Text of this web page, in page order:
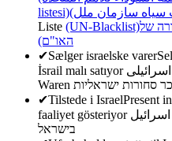
listesi)سازمان ملل)
Liste (UN-Blacklist)של
האו"ם)
✔Sælger israelske varer
İsrail malı satıyor
Waren סחורות ישראליות
✔Tilstede i IsraelPresent
faaliyet gösteriyor
בישראל